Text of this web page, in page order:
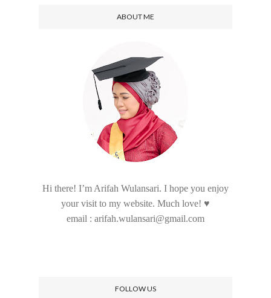
ABOUT ME
Hi there! I’m Arifah Wulansari. I hope you enjoy
your visit to my website. Much love! ♥
email : arifah.wulansari@gmail.com
FOLLOW US